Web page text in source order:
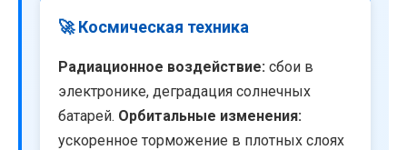
🚀 Космическая техника
Радиационное воздействие: сбои в
электронике, деградация солнечных
батарей. Орбитальные изменения:
ускоренное торможение в плотных слоях